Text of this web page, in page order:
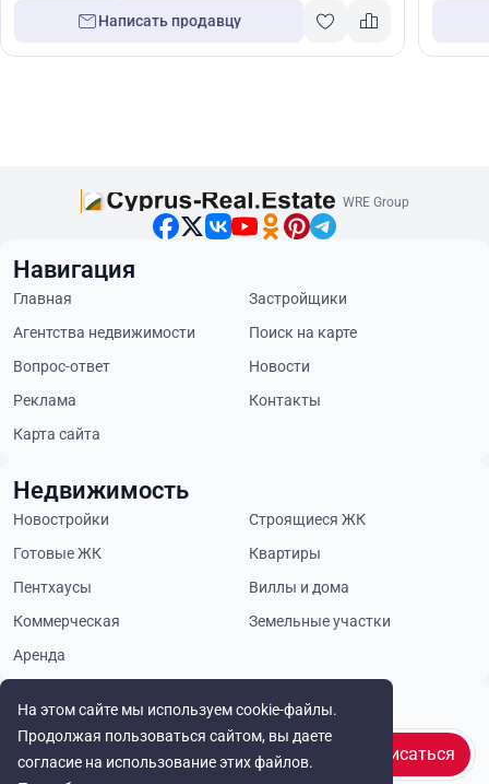
Написать продавцу
На этом сайте мы используем cookie-файлы.
Продолжая пользоваться сайтом, вы даете
согласие на использование этих файлов.
WRE Group
Будьте в курсе
Подписаться
Навигация
Главная
Застройщики
Агентства недвижимости
Поиск на карте
Вопрос-ответ
Новости
Реклама
Контакты
Карта сайта
Недвижимость
Новостройки
Строящиеся ЖК
Готовые ЖК
Квартиры
Пентхаусы
Виллы и дома
Коммерческая
Земельные участки
Аренда